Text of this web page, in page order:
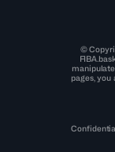
©
pages,